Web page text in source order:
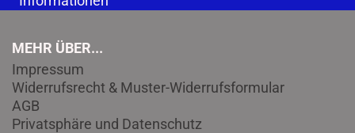
MEHR ÜBER...
Impressum
Widerrufsrecht & Muster-Widerrufsformular
AGB
Privatsphäre und Datenschutz